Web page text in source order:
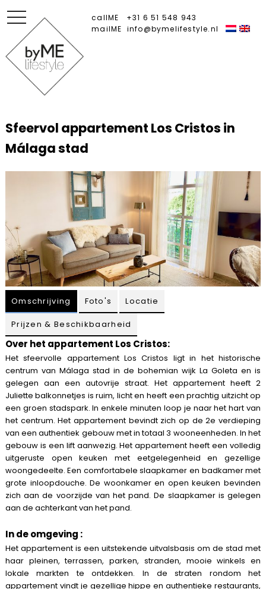
toggle
navigation
callME +31 6 51 548 943
mailME info@bymelifestyle.nl
Sfeervol appartement Los Cristos in
Málaga stad
Omschrijving Foto's Locatie
Prijzen & Beschikbaarheid
Over het appartement Los Cristos:
Het sfeervolle appartement Los Cristos ligt in het historische
centrum van Málaga stad in de bohemian wijk La Goleta en is
gelegen aan een autovrije straat. Het appartement heeft 2
Juliette balkonnetjes is ruim, licht en heeft een prachtig uitzicht op
een groen stadspark. In enkele minuten loop je naar het hart van
het centrum. Het appartement bevindt zich op de 2e verdieping
van een authentiek gebouw met in totaal 3 wooneenheden. In het
gebouw is een lift aanwezig.Het appartement heeft een volledig
uitgeruste open keuken met eetgelegenheid en gezellige
woongedeelte. Een comfortabele slaapkamer en badkamer met
grote inloopdouche. De woonkamer en open keuken bevinden
zich aan de voorzijde van het pand. De slaapkamer is gelegen
aan de achterkant van het pand.
In de omgeving :
Het appartement is een uitstekende uitvalsbasis om de stad met
haar pleinen, terrassen, parken, stranden, mooie winkels en
lokale markten te ontdekken. In de straten rondom het
appartement vindt je gezellige hippe en authentieke restaurants,